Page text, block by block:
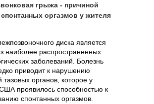
грыжа - причиной
оргазмов у жителя
диска является
наиболее распространенных
заболеваний. Болезнь
приводит к нарушению
тазовых органов, которое у
проявилось способностью к
спонтанных оргазмов.